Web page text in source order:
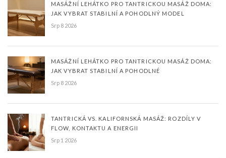
MASÁŽNÍ LEHÁTKO PRO TANTRICKOU MASÁŽ DOMA:
JAK VYBRAT STABILNÍ A POHODLNÝ MODEL
Srp 8 2026
MASÁŽNÍ LEHÁTKO PRO TANTRICKOU MASÁŽ DOMA:
JAK VYBRAT STABILNÍ A POHODLNÉ
Srp 8 2026
TANTRICKÁ VS. KALIFORNSKÁ MASÁŽ: ROZDÍLY V
FLOW, KONTAKTU A ENERGII
Srp 1 2026